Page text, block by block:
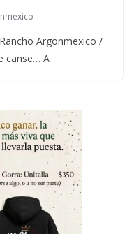
Argonmexico /
canse… A